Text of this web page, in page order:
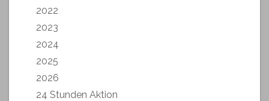
2022
2023
2024
2025
2026
24 Stunden Aktion